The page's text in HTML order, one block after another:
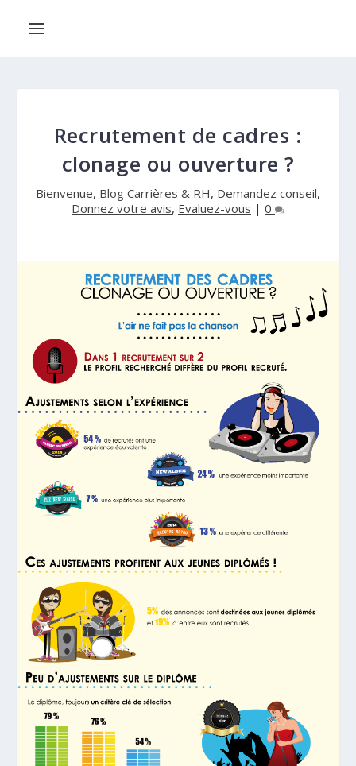
Recrutement de cadres :
clonage ou ouverture ?
Bienvenue, Blog Carrières & RH, Demandez conseil,
Donnez votre avis, Evaluez-vous | 0